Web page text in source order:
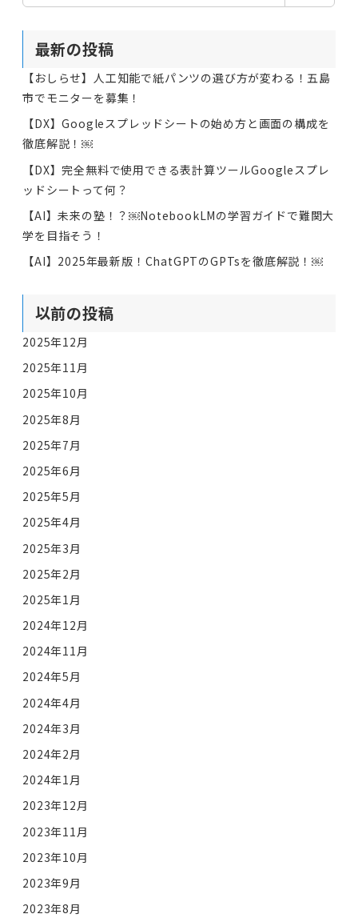
最新の投稿
【おしらせ】人工知能で紙パンツの選び方が変わる！五島
市でモニターを募集！
【DX】Googleスプレッドシートの始め方と画面の構成を
徹底解説！￼
【DX】完全無料で使用できる表計算ツールGoogleスプレ
ッドシートって何？
【AI】未来の塾！？￼NotebookLMの学習ガイドで難関大
学を目指そう！
【AI】2025年最新版！ChatGPTのGPTsを徹底解説！￼
以前の投稿
2025年12月
2025年11月
2025年10月
2025年8月
2025年7月
2025年6月
2025年5月
2025年4月
2025年3月
2025年2月
2025年1月
2024年12月
2024年11月
2024年5月
2024年4月
2024年3月
2024年2月
2024年1月
2023年12月
2023年11月
2023年10月
2023年9月
2023年8月